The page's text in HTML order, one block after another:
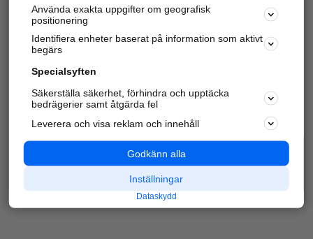
Varje vecka besöker du och4 miljoner
andra
härliga användare oss för att hitta rätt lokal
information om företag, privatpersoner och
platser.
Använda exakta uppgifter om geografisk
positionering
Identifiera enheter baserat på information som aktivt
begärs
Specialsyften
Säkerställa säkerhet, förhindra och upptäcka
bedrägerier samt åtgärda fel
Leverera och visa reklam och innehåll
Godkänn alla
Inställningar
Dataskydd